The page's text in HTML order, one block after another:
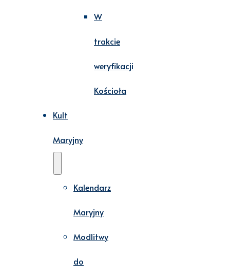
W
trakcie
weryfikacji
Kościoła
Kult
Maryjny
Kalendarz
Maryjny
Modlitwy
do